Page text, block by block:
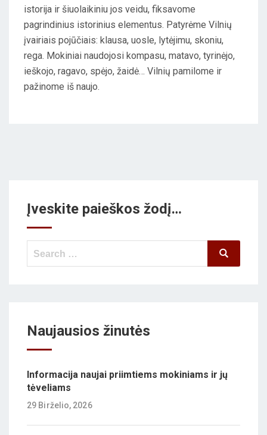
N
istorija ir šiuolaikiniu jos veidu, fiksavome
pagrindinius istorinius elementus. Patyrėme Vilnių
įvairiais pojūčiais: klausa, uosle, lytėjimu, skoniu,
rega. Mokiniai naudojosi kompasu, matavo, tyrinėjo,
ieškojo, ragavo, spėjo, žaidė… Vilnių pamilome ir
pažinome iš naujo.
Įveskite paieškos žodį…
Search
Search
Naujausios žinutės
Informacija naujai priimtiems mokiniams ir jų
tėveliams
29 Birželio, 2026